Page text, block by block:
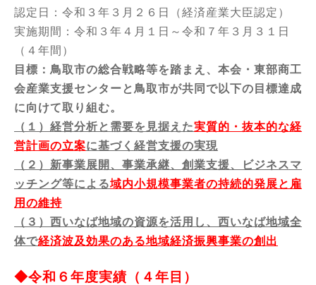
認定日：令和３年３月２６日（経済産業大臣認定）
実施期間：令和３年４月１日～令和７年３月３１日
（４年間）
目標： 鳥取市の総合戦略等を踏まえ、本会・東部商工
会産業支援センターと鳥取市が共同で以下の目標達成
に向けて取り組む。
（１）経営分析と需要を見据えた実質的・抜本的な経
営計画の立案に基づく経営支援の実現
（２）新事業展開、事業承継、創業支援、ビジネスマ
ッチング等による域内小規模事業者の持続的発展と雇
用の維持
（３）西いなば地域の資源を活用し、西いなば地域全
体で経済波及効果のある地域経済振興事業の創出
◆令和６年度実績（４年目 ）